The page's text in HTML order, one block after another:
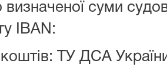
суми
IBAN:
ТУ ДСА